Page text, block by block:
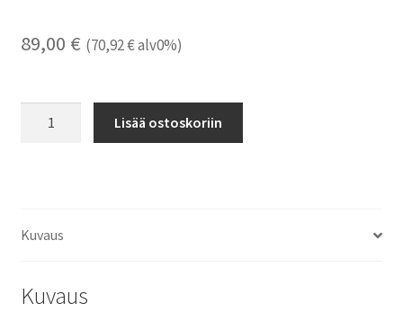
89,00 € (70,92€alv0%)
Lisää ostoskoriin
Kuvaus
Kuvaus